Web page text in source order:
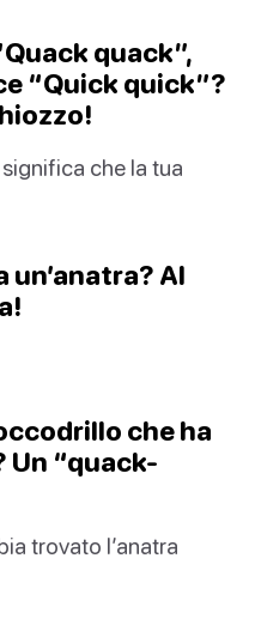
quack”,
“Quick quick”?
che la tua
un’anatra? Al
che ha
Un “quack-
trovato l’anatra